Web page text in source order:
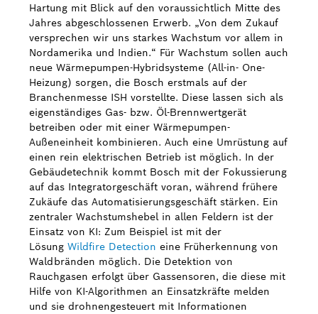
Hartung mit Blick auf den voraussichtlich Mitte des
Jahres abgeschlossenen Erwerb. „Von dem Zukauf
versprechen wir uns starkes Wachstum vor allem in
Nordamerika und Indien.“ Für Wachstum sollen auch
neue Wärmepumpen-Hybridsysteme (All-in- One-
Heizung) sorgen, die Bosch erstmals auf der
Branchenmesse ISH vorstellte. Diese lassen sich als
eigenständiges Gas- bzw. Öl-Brennwertgerät
betreiben oder mit einer Wärmepumpen-
Außeneinheit kombinieren. Auch eine Umrüstung auf
einen rein elektrischen Betrieb ist möglich. In der
Gebäudetechnik kommt Bosch mit der Fokussierung
auf das Integratorgeschäft voran, während frühere
Zukäufe das Automatisierungsgeschäft stärken. Ein
zentraler Wachstumshebel in allen Feldern ist der
Einsatz von KI: Zum Beispiel ist mit der
Lösung Wildfire Detection eine Früherkennung von
Waldbränden möglich. Die Detektion von
Rauchgasen erfolgt über Gassensoren, die diese mit
Hilfe von KI-Algorithmen an Einsatzkräfte melden
und sie drohnengesteuert mit Informationen